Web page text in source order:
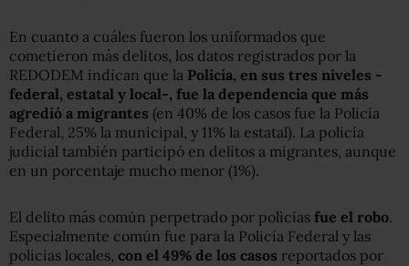
En cuanto a cuáles fueron los uniformados que
cometieron más delitos, los datos registrados por la
REDODEM indican que la Policía, en sus tres niveles -
federal, estatal y local-, fue la dependencia que más
agredió a migrantes (en 40% de los casos fue la Policía
Federal, 25% la municipal, y 11% la estatal). La policía
judicial también participó en delitos a migrantes, aunque
en un porcentaje mucho menor (1%).
El delito más común perpetrado por policías fue el robo.
Especialmente común fue para la Policía Federal y las
policías locales, con el 49% de los casos reportados por